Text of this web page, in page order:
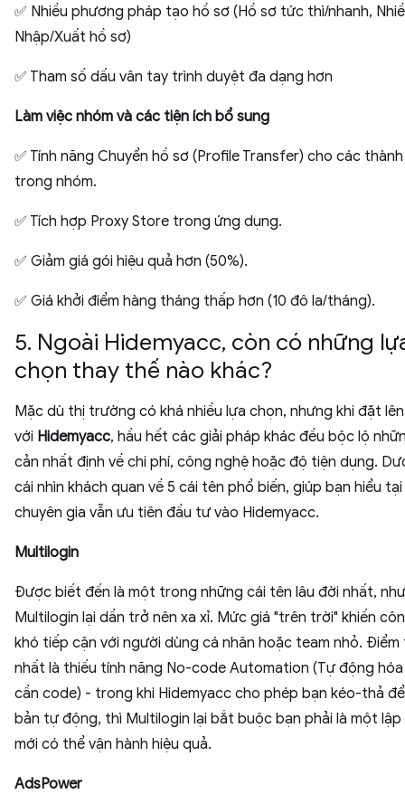
✅ Nhiều phương pháp tạo hồ sơ (Hồ sơ tức thì/nhanh,
Nhập/Xuất hồ sơ)
✅ Tham số dấu vân tay trình duyệt đa dạng hơn
Làm việc nhóm và các tiện ích bổ sung
✅ Tính năng Chuyển hồ sơ (Profile Transfer) cho các
trong nhóm.
✅ Tích hợp Proxy Store trong ứng dụng.
✅ Giảm giá gói hiệu quả hơn (50%).
✅ Giá khởi điểm hàng tháng thấp hơn (10 đô la/tháng).
5. Ngoài Hidemyacc, còn có những
chọn thay thế nào khác?
Mặc dù thị trường có khá nhiều lựa chọn, nhưng khi đặt
với Hidemyacc, hầu hết các giải pháp khác đều bộc lộ
cản nhất định về chi phí, công nghệ hoặc độ tiện dụng.
cái nhìn khách quan về 5 cái tên phổ biến, giúp bạn hiểu
chuyên gia vẫn ưu tiên đầu tư vào Hidemyacc.
Multilogin
Được biết đến là một trong những cái tên lâu đời nhất,
Multilogin lại dần trở nên xa xỉ. Mức giá "trên trời" khiến
khó tiếp cận với người dùng cá nhân hoặc team nhỏ.
nhất là thiếu tính năng No-code Automation (Tự động
cần code) - trong khi Hidemyacc cho phép bạn kéo-thả
bản tự động, thì Multilogin lại bắt buộc bạn phải là một lập
mới có thể vận hành hiệu quả.
AdsPower